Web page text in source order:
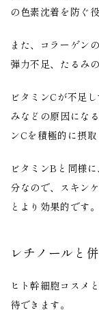
の色素沈着を防ぐ
また、コラーゲン
弾力不足、たるみ
ビタミンCが不足
みなどの原因にな
ンCを積極的に摂取
ビタミンBと同様
分なので、スキン
とより効果的です。
レチノールと
ヒト幹細胞コスメ
待できます。